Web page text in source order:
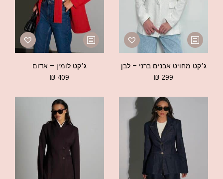
ג׳קט מחויט אבנים ברני – לבן
₪ 299
ג׳קט לומין – אדום
₪ 409